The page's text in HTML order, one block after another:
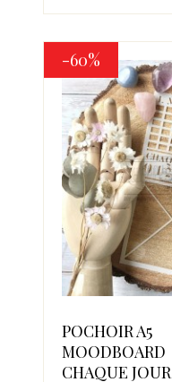
-60%
POCHOIR A5
MOODBOARD
CHAQUE JOUR